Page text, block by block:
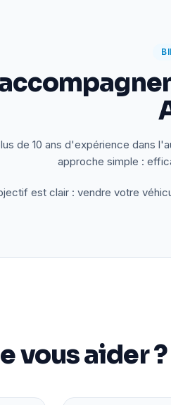
de 10 ans d'expérience dans
approche simple :
est clair : vendre votre
vous aider ?